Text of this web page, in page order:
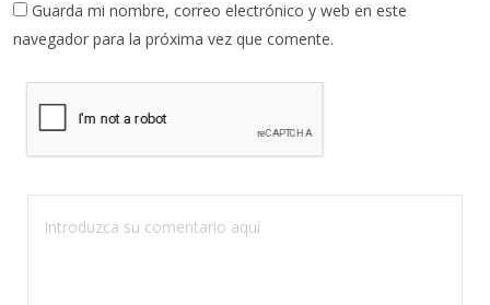
Guarda mi nombre, correo electrónico y web en este
navegador para la próxima vez que comente.